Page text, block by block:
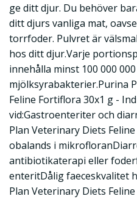
ge ditt djur. Du behöver
ditt djurs vanliga mat,
torrfoder. Pulvret är
hos ditt djur.Varje
innehålla minst 100 000
mjölksyrabakterier.Purina
Feline Fortiflora 30x1 g -
vid:Gastroenteriter och
Plan Veterinary Diets
obalands i
antibiotikaterapi eller
enteritDålig faeceskvalitet
Plan Veterinary Diets